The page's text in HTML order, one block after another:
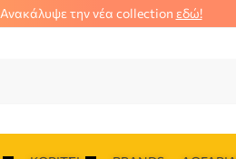
Ανακάλυψε την νέα collection εδώ!